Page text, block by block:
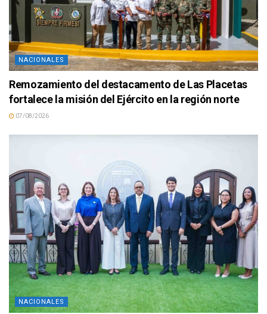
NACIONALES
Remozamiento del destacamento de Las Placetas
fortalece la misión del Ejército en la región norte
07/08/2026
NACIONALES